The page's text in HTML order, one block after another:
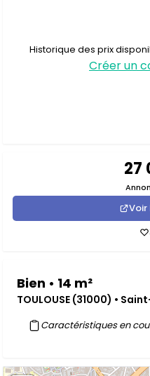
Historique des prix
Créer un
27
Voir
Bien • 14 m²
TOULOUSE (31000) •
Caractéristiques en